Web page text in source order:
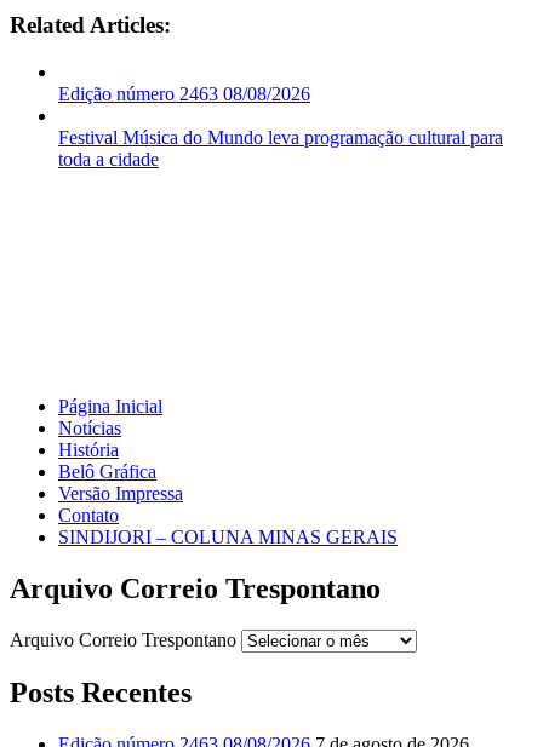
Related Articles:
Edição número 2463 08/08/2026
Festival Música do Mundo leva programação cultural para
toda a cidade
Página Inicial
Notícias
História
Belô Gráfica
Versão Impressa
Contato
SINDIJORI – COLUNA MINAS GERAIS
Arquivo Correio Trespontano
Arquivo Correio Trespontano
Posts Recentes